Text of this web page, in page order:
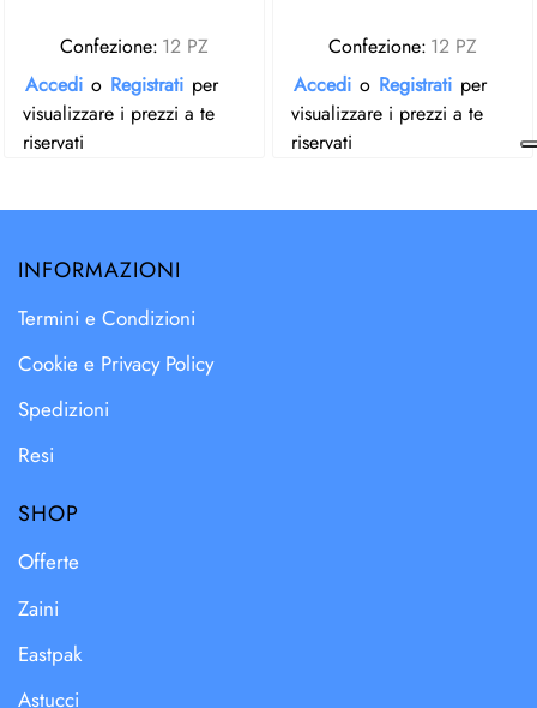
Confezione: 12 PZ
Accedi o Registrati per
visualizzare i prezzi a te
riservati
Confezione: 12 PZ
Accedi o Registrati per
visualizzare i prezzi a te
riservati
INFORMAZIONI
Termini e Condizioni
Cookie e Privacy Policy
Spedizioni
Resi
SHOP
Offerte
Zaini
Eastpak
Astucci